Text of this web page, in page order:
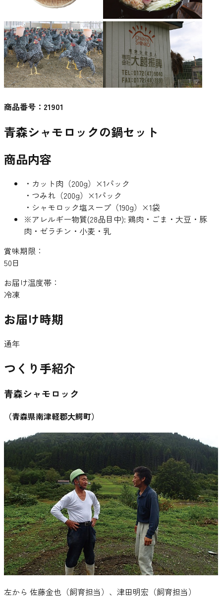
商品番号： 21901
青森シャモロックの鍋セット
商品内容
・カット肉（200g）×1パック
・つみれ（200g）×1パック
・シャモロック塩スープ（190g）×1袋
※アレルギー物質(28品目中): 鶏肉・ごま・大豆・豚
肉・ゼラチン・小麦・乳
賞味期限：
50日
お届け温度帯：
冷凍
お届け時期
通年
つくり手紹介
青森シャモロック
（青森県南津軽郡大鰐町）
左から 佐藤金也（飼育担当）、津田明宏（飼育担当）